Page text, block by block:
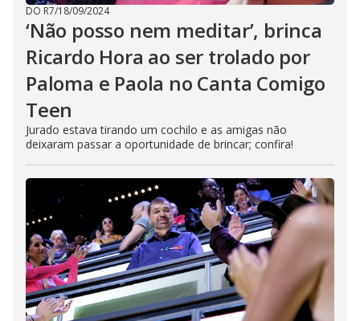
DO R7/18/09/2024
‘Não posso nem meditar’, brinca
Ricardo Hora ao ser trolado por
Paloma e Paola no Canta Comigo
Teen
Jurado estava tirando um cochilo e as amigas não
deixaram passar a oportunidade de brincar; confira!